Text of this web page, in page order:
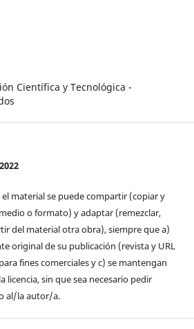
Científica y Tecnológica -
material se puede compartir (copiar y
o formato) y adaptar (remezclar,
del material otra obra), siempre que a)
original de su publicación (revista y URL
fines comerciales y c) se mantengan
licencia, sin que sea necesario pedir
al/la autor/a.